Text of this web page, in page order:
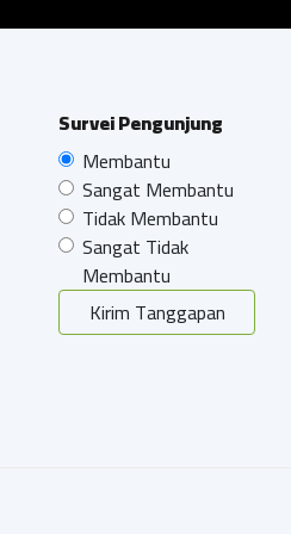
Survei Pengunjung
Membantu
Sangat Membantu
Tidak Membantu
Sangat Tidak
Membantu
Kirim Tanggapan